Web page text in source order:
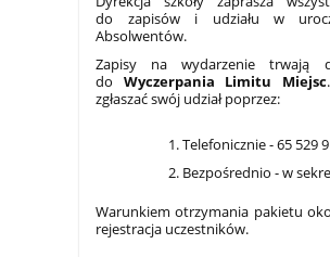
do zapisów i udziału w
Absolwentów.
Zapisy na wydarzenie trwają
do Wyczerpania Limitu Miejsc
zgłaszać swój udział poprzez:
Telefonicznie - 65 529
Bezpośrednio - w
Warunkiem otrzymania pakietu
rejestracja uczestników.